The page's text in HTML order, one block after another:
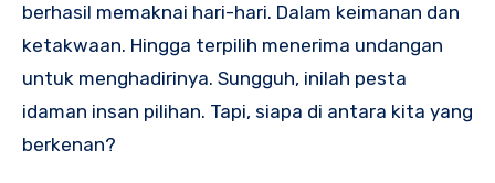
berhasil memaknai hari-hari. Dalam keimanan dan
ketakwaan. Hingga terpilih menerima undangan
untuk menghadirinya. Sungguh, inilah pesta
idaman insan pilihan. Tapi, siapa di antara kita yang
berkenan?